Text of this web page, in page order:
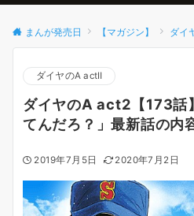
まんが発売日 【マガジン】 ダイ
ダイヤのA actⅡ
ダイヤのA act2【173話
てんだろ？」最新話の内
2019年7月5日 2020年7月2日